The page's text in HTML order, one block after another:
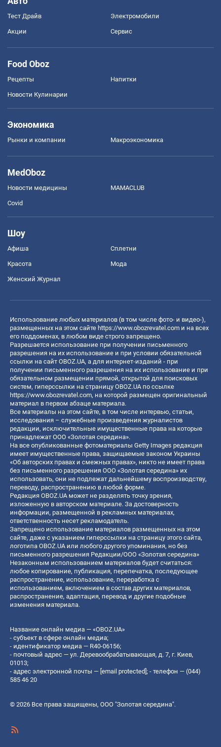
Тест Драйв Электромобили
Акции Сервис
Food Oboz
Рецепты Напитки
Новости Кулинарии
Экономика
Рынки и компании Mакроэкономика
MedOboz
Новости медицины MAMACLUB
Covid
Шоу
Афиша Сплетни
Красота Мода
Женский Журнал
Использование любых материалов (в том числе фото- и видео-),
размещенных на этом сайте https://www.obozrevatel.com и на всех
его поддоменах, в любом виде строго запрещено.
Разрешается использование при получении письменного
разрешения на их использование и при условии обязательной
ссылки на сайт OBOZ.UA, а для интернет-изданий - при
получении письменного разрешения на их использование и при
обязательном размещении прямой, открытой для поисковых
систем, гиперссылки на страницу OBOZ.UA по ссылке
https://www.obozrevatel.com, на которой размещен оригинальный
материал в первом абзаце материала.
Все материалы на этом сайте, в том числе интервью, статьи,
исследования – служебные произведения журналистов
редакции, исключительные имущественные права на которые
принадлежат ООО «Золотая середина».
На все опубликованные фотоматериалы Getty Images редакция
имеет имущественные права, защищаемые законом Украины
«Об авторских правах и смежных правах», никто не имеет права
без письменного разрешения ООО «Золотая середина» их
использовать, они не подлежат дальнейшему воспроизводству,
переводу, распространению в любой форме.
Редакция OBOZ.UA может не разделять точку зрения,
изложенную в авторском материале. За достоверность
информации, размещенной в рекламных материалах,
ответственность несет рекламодатель.
Запрещено использование материалов размещенных на этом
сайте, даже с указанием гиперссылки на страницу этого сайта,
логотипа OBOZ.UA или любого другого упоминания, но без
письменного разрешения Редакции/ООО «Золотая середина»
Незаконным использованием материалов будет считаться:
любое копирование, публикация, перепечатка, последующее
распространение, использование, переработка с
использованием, включением в состав других материалов,
распространение, адаптация, перевод и другие подобные
изменения материала.
Название онлайн медиа — «OBOZ.UA»
- субъект в сфере онлайн медиа;
- идентификатор медиа — R40-06156;
- почтовый адрес — ул. Деревообрабатывающая, д. 7, г. Киев,
01013;
- адрес электронной почты — [email protected] ; - телефон — (044)
585 46 20
© 2026 Все права защищены, ООО "Золотая середина".